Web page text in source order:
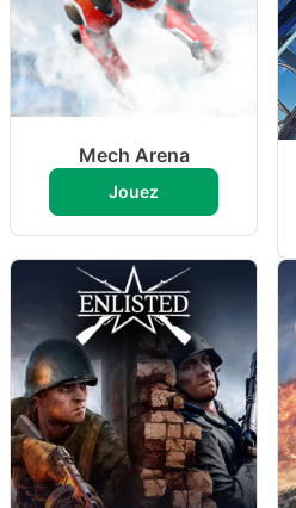
Mech Arena
Jouez